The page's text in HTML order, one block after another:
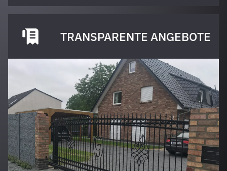
TRANSPARENTE ANGEBOTE